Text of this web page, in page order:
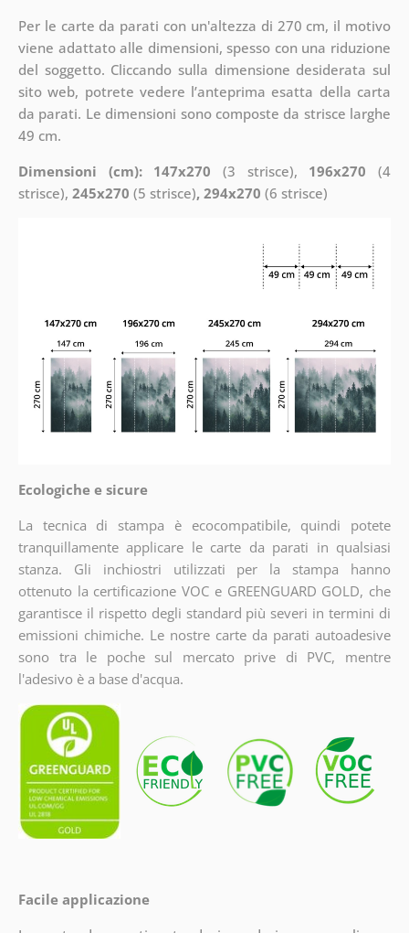
Per le carte da parati con un'altezza di 270 cm, il motivo
viene adattato alle dimensioni, spesso con una riduzione
del soggetto. Cliccando sulla dimensione desiderata sul
sito web, potrete vedere l’anteprima esatta della carta
da parati. Le dimensioni sono composte da strisce larghe
49 cm.
Dimensioni (cm): 147x270 (3 strisce), 196x270 (4
strisce), 245x270 (5 strisce), 294x270 (6 strisce)
Ecologiche e sicure
La tecnica di stampa è ecocompatibile, quindi potete
tranquillamente applicare le carte da parati in qualsiasi
stanza. Gli inchiostri utilizzati per la stampa hanno
ottenuto la certificazione VOC e GREENGUARD GOLD, che
garantisce il rispetto degli standard più severi in termini di
emissioni chimiche. Le nostre carte da parati autoadesive
sono tra le poche sul mercato prive di PVC, mentre
l'adesivo è a base d'acqua.
Facile applicazione